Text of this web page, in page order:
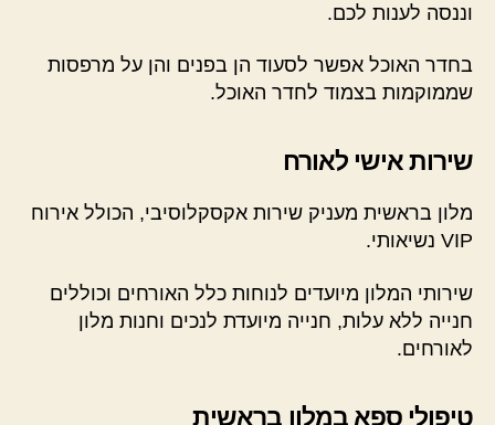
וננסה לענות לכם.
בחדר האוכל אפשר לסעוד הן בפנים והן על מרפסות
שממוקמות בצמוד לחדר האוכל.
שירות אישי לאורח
מלון בראשית מעניק שירות אקסקלוסיבי, הכולל אירוח
VIP נשיאותי.
שירותי המלון מיועדים לנוחות כלל האורחים וכוללים
חנייה ללא עלות, חנייה מיועדת לנכים וחנות מלון
לאורחים.
טיפולי ספא במלון בראשית